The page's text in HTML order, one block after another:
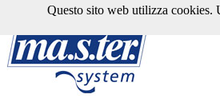
Questo sito web utilizza cookies.